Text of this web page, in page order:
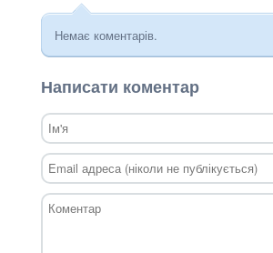
Немає коментарів.
Написати коментар